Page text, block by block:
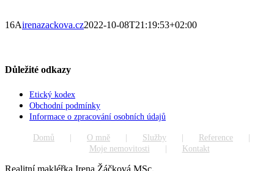
16Airenazackova.cz2022-10-08T21:19:53+02:00
Důležité odkazy
Etický kodex
Obchodní podmínky
Informace o zpracování osobních údajů
Domů O mně Služby
Reference
Moje nemovitosti
Kontakt
Realitní makléřka Irena Žáčková MSc.